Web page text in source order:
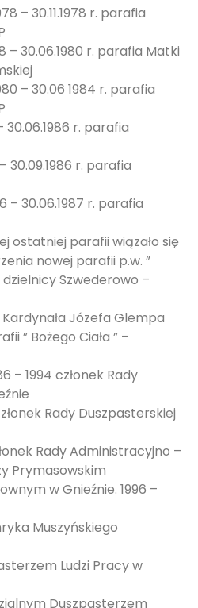
– 30.11.1978 r. parafia
– 30.06.1980 r. parafia Matki
– 30.06 1984 r. parafia
30.06.1986 r. parafia
30.09.1986 r. parafia
– 30.06.1987 r. parafia
ostatniej parafii wiązało się
nowej parafii p.w. ”
dzielnicy Szwederowo –
Józefa Glempa
” Bożego Ciała ” –
– 1994 członek Rady
Rady Duszpasterskiej
Rady Administracyjno –
Prymasowskim
w Gnieźnie. 1996 –
Muszyńskiego
Ludzi Pracy w
Duszpasterzem